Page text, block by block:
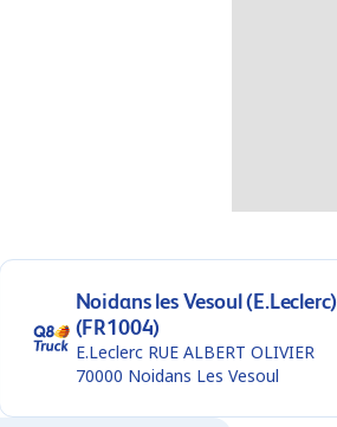
Noidans les Vesoul (E.Leclerc)
(FR1004)
E.Leclerc RUE ALBERT OLIVIER
70000 Noidans Les Vesoul